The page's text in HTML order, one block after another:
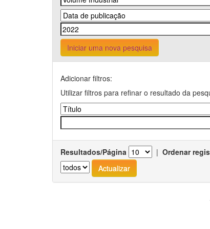
Iniciar uma nova pesquisa
Adicionar filtros:
Utilizar filtros para refinar o resultado da
Resultados/Página | Ordenar